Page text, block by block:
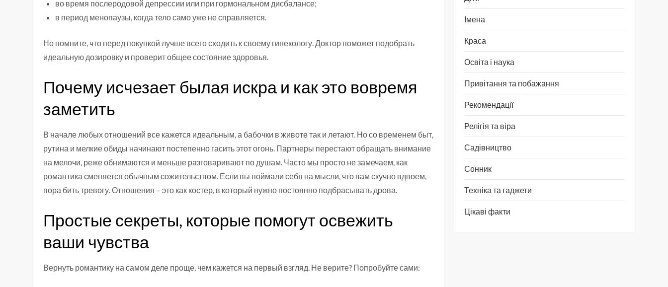
во время послеродовой депрессии или при гормональном дисбалансе;
в период менопаузы, когда тело само уже не справляется.
Но помните, что перед покупкой лучше всего сходить к своему гинекологу. Доктор поможет подобрать
идеальную дозировку и проверит общее состояние здоровья.
Почему исчезает былая искра и как это вовремя
заметить
В начале любых отношений все кажется идеальным, а бабочки в животе так и летают. Но со временем быт,
рутина и мелкие обиды начинают постепенно гасить этот огонь. Партнеры перестают обращать внимание
на мелочи, реже обнимаются и меньше разговаривают по душам. Часто мы просто не замечаем, как
романтика сменяется обычным сожительством. Если вы поймали себя на мысли, что вам скучно вдвоем,
пора бить тревогу. Отношения – это как костер, в который нужно постоянно подбрасывать дрова.
Простые секреты, которые помогут освежить
ваши чувства
Вернуть романтику на самом деле проще, чем кажется на первый взгляд. Не верите? Попробуйте сами:
Імена
Краса
Освіта і наука
Привітання та побажання
Рекомендації
Релігія та віра
Садівництво
Сонник
Техніка та гаджети
Цікаві факти